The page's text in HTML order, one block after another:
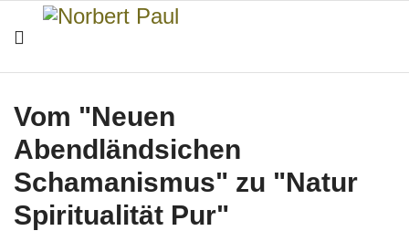
Vom "Neuen
Abendländsichen
Schamanismus" zu "Natur
Spiritualität Pur"